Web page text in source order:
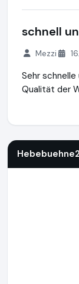
schnell
Mezzi
Sehr
Qualität der